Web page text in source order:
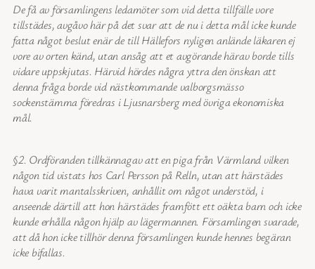
De få av församlingens ledamöter som vid detta tillfälle vore
tillstädes, avgåvo här på det svar att de nu i detta mål icke kunde
fatta något beslut enär de till Hällefors nyligen anlände läkaren ej
vore av orten känd, utan ansåg att et avgörande härav borde tills
vidare uppskjutas. Härvid hördes några yttra den önskan att
denna fråga borde vid nästkommande valborgsmässo
sockenstämma föredras i Ljusnarsberg med övriga ekonomiska
mål.
§2. Ordföranden tillkännagav att en piga från Värmland vilken
någon tid vistats hos Carl Persson på Relln, utan att härstädes
hava varit mantalsskriven, anhållit om något understöd, i
anseende därtill att hon härstädes framfött ett oäkta barn och icke
kunde erhålla någon hjälp av lägermannen. Församlingen svarade,
att då hon icke tillhör denna församlingen kunde hennes begäran
icke bifallas.